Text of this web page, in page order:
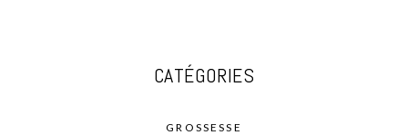
CATÉGORIES
GROSSESSE